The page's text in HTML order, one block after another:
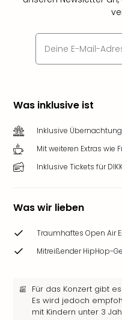
Was inklusive ist
Inklusive
Mit weiteren Extras wie
Inklusive Tickets für
Was wir lieben
Traumhaftes Open Air
Mitreißender HipHop-
Für das Konzert gibt es
Es wird jedoch
mit Kindern unter 3